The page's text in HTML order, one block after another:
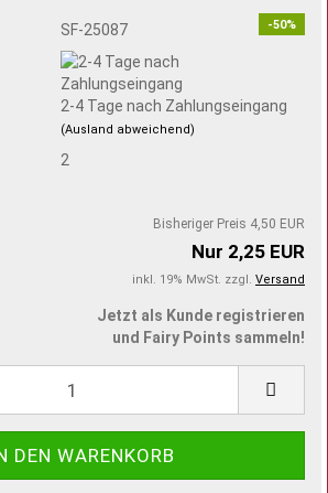
-50%
SF-25087
2-4 Tage nach Zahlungseingang
(Ausland abweichend)
2
Bisheriger Preis 4,50 EUR
Nur 2,25 EUR
inkl. 19% MwSt. zzgl. Versand
Jetzt als Kunde registrieren
und Fairy Points sammeln!